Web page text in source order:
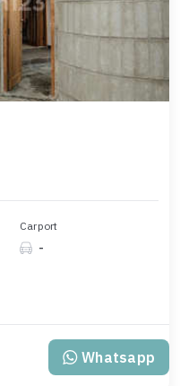
Carport
-
Whatsapp